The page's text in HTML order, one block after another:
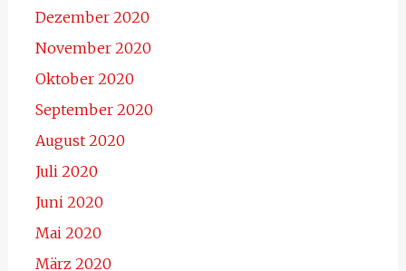
Dezember 2020
November 2020
Oktober 2020
September 2020
August 2020
Juli 2020
Juni 2020
Mai 2020
März 2020